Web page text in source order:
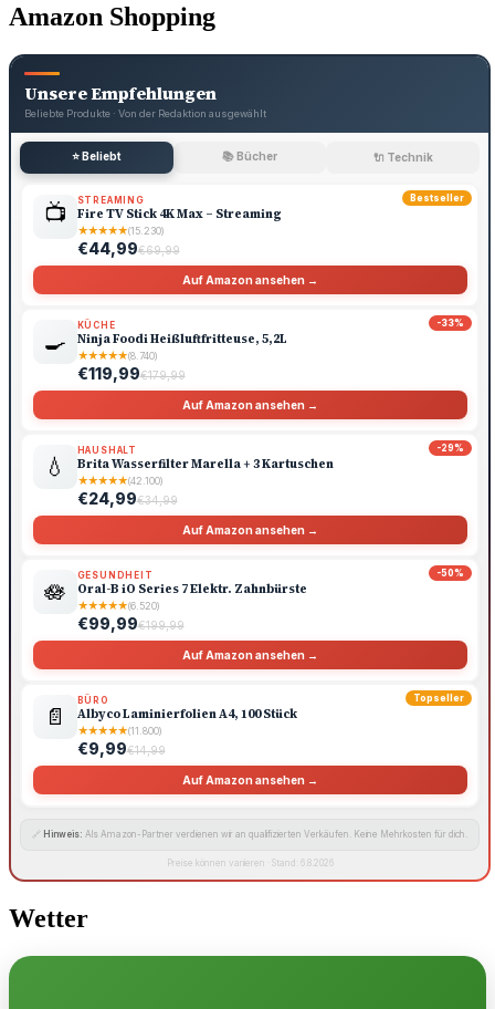
Amazon Shopping
Unsere Empfehlungen
Beliebte Produkte · Von der Redaktion ausgewählt
⭐ Beliebt 📚 Bücher 🔌 Technik
Bestseller
📺 STREAMING
Fire TV Stick 4K Max – Streaming
★★★★★(15.230)
€44,99€69,99
Auf Amazon ansehen →
-33%
🍳
KÜCHE
Ninja Foodi Heißluftfritteuse, 5,2L
★★★★★(8.740)
€119,99€179,99
Auf Amazon ansehen →
-29%
💧
HAUSHALT
Brita Wasserfilter Marella + 3 Kartuschen
★★★★★(42.100)
€24,99€34,99
Auf Amazon ansehen →
-50%
🪷
GESUNDHEIT
Oral-B iO Series 7 Elektr. Zahnbürste
★★★★★(6.520)
€99,99€199,99
Auf Amazon ansehen →
Topseller
📄
BÜRO
Albyco Laminierfolien A4, 100 Stück
★★★★★(11.800)
€9,99€14,99
Auf Amazon ansehen →
🔗 Hinweis: Als Amazon-Partner verdienen wir an qualifizierten Verkäufen. Keine Mehrkosten für dich.
Preise können variieren · Stand: 6.8.2026
Wetter